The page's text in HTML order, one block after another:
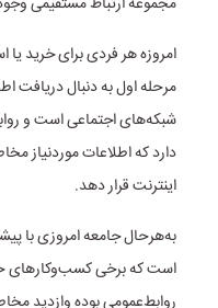
امروزه هر فردی برای خرید
مرحله اول به دنبال دریافت
شبکه‌های اجتماعی است و
دارد که اطلاعات موردنیاز
اینترنت قرار دهد.
به‌هرحال جامعه امروزی با
است که برخی کسب‌وکارهای
روابط‌عمومی بوده وازدید